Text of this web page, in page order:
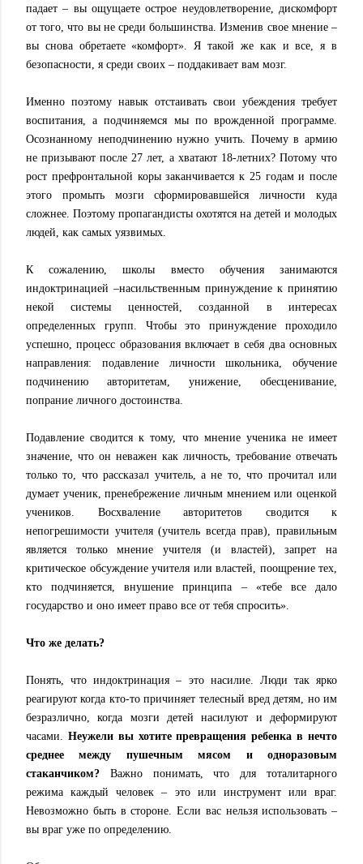
падает – вы ощущаете острое неудовлетворение, дискомфорт
от того, что вы не среди большинства. Изменив свое мнение –
вы снова обретаете «комфорт». Я такой же как и все, я в
безопасности, я среди своих – поддакивает вам мозг.
Именно поэтому навык отстаивать свои убеждения требует
воспитания, а подчиняемся мы по врожденной программе.
Осознанному неподчинению нужно учить. Почему в армию
не призывают после 27 лет, а хватают 18-летних? Потому что
рост префронтальной коры заканчивается к 25 годам и после
этого промыть мозги сформировавшейся личности куда
сложнее. Поэтому пропагандисты охотятся на детей и молодых
людей, как самых уязвимых.
К сожалению, школы вместо обучения занимаются
индоктринацией –насильственным принуждение к принятию
некой системы ценностей, созданной в интересах
определенных групп. Чтобы это принуждение проходило
успешно, процесс образования включает в себя два основных
направления: подавление личности школьника, обучение
подчинению авторитетам, унижение, обесценивание,
попрание личного достоинства.
Подавление сводится к тому, что мнение ученика не имеет
значение, что он неважен как личность, требование отвечать
только то, что рассказал учитель, а не то, что прочитал или
думает ученик, пренебрежение личным мнением или оценкой
учеников. Восхваление авторитетов сводится к
непогрешимости учителя (учитель всегда прав), правильным
является только мнение учителя (и властей), запрет на
критическое обсуждение учителя или властей, поощрение тех,
кто подчиняется, внушение принципа – «тебе все дало
государство и оно имеет право все от тебя спросить».
Что же делать?
Понять, что индоктринация – это насилие. Люди так ярко
реагируют когда кто-то причиняет телесный вред детям, но им
безразлично, когда мозги детей насилуют и деформируют
часами. Неужели вы хотите превращения ребенка в нечто
среднее между пушечным мясом и одноразовым
стаканчиком? Важно понимать, что для тоталитарного
режима каждый человек – это или инструмент или враг.
Невозможно быть в стороне. Если вас нельзя использовать –
вы враг уже по определению.